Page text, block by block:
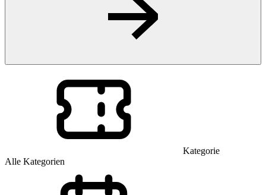
Kategorie
Alle Kategorien